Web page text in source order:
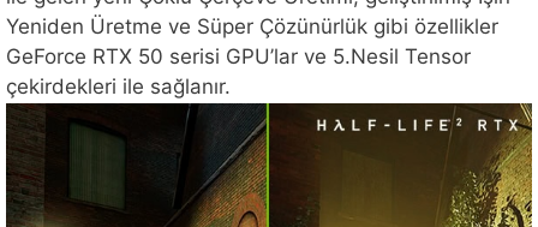
Yeniden Üretme ve Süper Çözünürlük gibi özellikler
GeForce RTX 50 serisi GPU’lar ve 5.Nesil Tensor
çekirdekleri ile sağlanır.